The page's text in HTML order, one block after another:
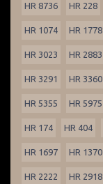
HR 8736 HR 228
HR 1074 HR 1778
HR 3023 HR 2883
HR 3291 HR 3360
HR 5355 HR 5975
HR 174 HR 404
HR 1697 HR 1370
HR 2222 HR 2918